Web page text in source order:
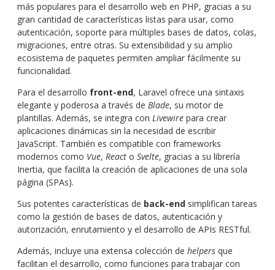
más populares para el desarrollo web en PHP, gracias a su
gran cantidad de características listas para usar, como
autenticación, soporte para múltiples bases de datos, colas,
migraciones, entre otras. Su extensibilidad y su amplio
ecosistema de paquetes permiten ampliar fácilmente su
funcionalidad.
Para el desarrollo front-end, Laravel ofrece una sintaxis
elegante y poderosa a través de Blade, su motor de
plantillas. Además, se integra con Livewire para crear
aplicaciones dinámicas sin la necesidad de escribir
JavaScript. También es compatible con frameworks
modernos como Vue, React o Svelte, gracias a su librería
Inertia, que facilita la creación de aplicaciones de una sola
página (SPAs).
Sus potentes características de back-end simplifican tareas
como la gestión de bases de datos, autenticación y
autorización, enrutamiento y el desarrollo de APIs RESTful.
Además, incluye una extensa colección de helpers que
facilitan el desarrollo, como funciones para trabajar con